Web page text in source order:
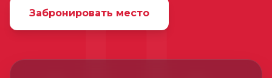
Забронировать место